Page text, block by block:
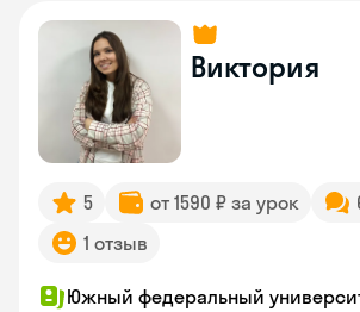
Виктория
5 от 1590 ₽ за урок
1 отзыв
Южный федеральный